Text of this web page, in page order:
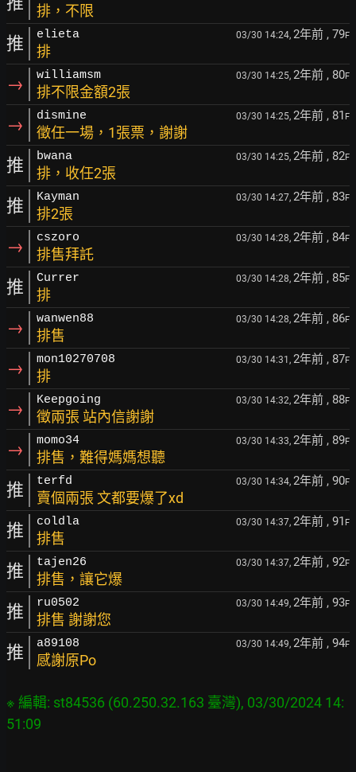
排，不限
推 elieta 03/30 14:24, 2年前 , 79F
排
→ williamsm 03/30 14:25, 2年前 , 80F
排不限金額2張
→ dismine 03/30 14:25, 2年前 , 81 F
徵任一場，1張票，謝謝
推 bwana 03/30 14:25, 2年前 , 82F
排，收任2張
推 Kayman 03/30 14:27, 2年前 , 83F
排2張
→ cszoro 03/30 14:28, 2年前 , 84F
排售拜託
推 Currer 03/30 14:28, 2年前 , 85F
排
→ wanwen88 03/30 14:28, 2年前 , 86F
排售
→ mon10270708 03/30 14:31, 2年前 , 87F
排
→ Keepgoing 03/30 14:32, 2年前 , 88F
徵兩張 站內信謝謝
→ momo34 03/30 14:33, 2年前 , 89F
排售，難得媽媽想聽
推 terfd 03/30 14:34, 2年前 , 90F
賣個兩張 文都要爆了xd
推 coldla 03/30 14:37, 2年前 , 91 F
排售
推 tajen26 03/30 14:37, 2年前 , 92F
排售，讓它爆
推 ru0502 03/30 14:49, 2年前 , 93F
排售 謝謝您
推 a89108 03/30 14:49, 2年前 , 94F
感謝原Po
※ 編輯: st84536 (60.250.32.163 臺灣), 03/30/2024 14: